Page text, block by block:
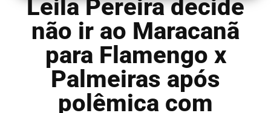
Leila Pereira decide
não ir ao Maracanã
para Flamengo x
Palmeiras após
polêmica com